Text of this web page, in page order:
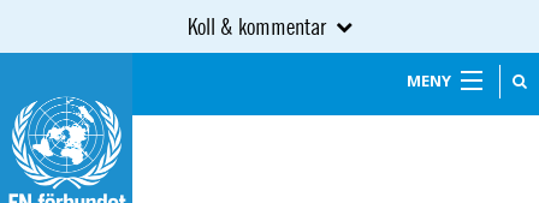
Koll & kommentar
MENY